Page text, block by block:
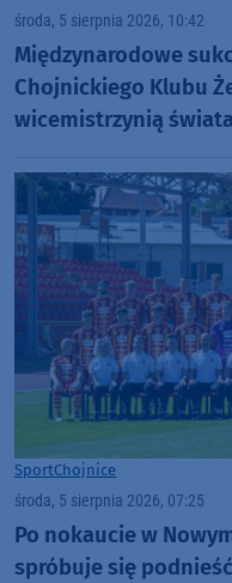
środa, 5 sierpnia 2026, 10:42
Międzynarodowe
Chojnickiego Klubu
wicemistrzynią
SportChojnice
środa, 5 sierpnia 2026, 07:25
Po nokaucie w
spróbuje się